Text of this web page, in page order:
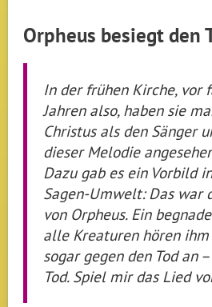
Orpheus besiegt den
In der frühen Kirche, vor
Jahren also, haben sie
Christus als den Sänger
dieser Melodie
Dazu gab es ein Vorbild
Sagen-Umwelt: Das war
von Orpheus. Ein
alle Kreaturen hören ihm
sogar gegen den Tod an
Tod. Spiel mir das Lied